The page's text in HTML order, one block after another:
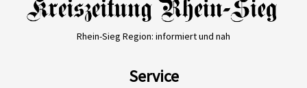
Rhein-Sieg Region: informiert und nah
Service